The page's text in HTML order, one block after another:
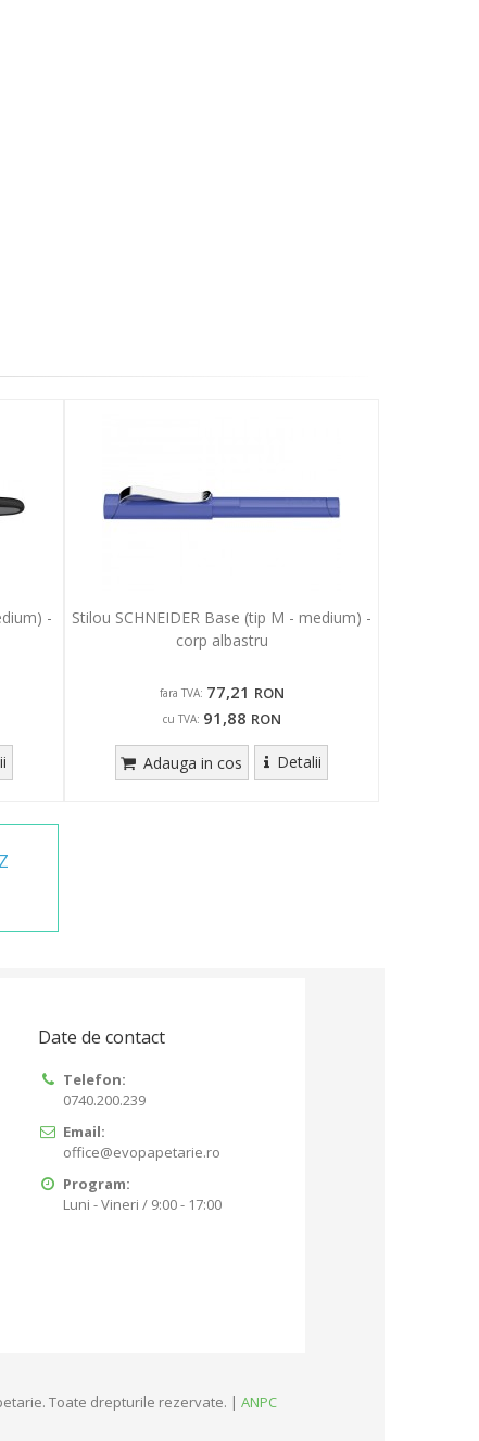
-
Stilou SCHNEIDER Base (tip M - medium) -
corp albastru
fara TVA: 77,21 RON
cu TVA: 91,88 RON
Adauga in cos Detalii
Date de contact
Telefon:
0740.200.239
Email:
office@evopapetarie.ro
Program:
Luni - Vineri / 9:00 - 17:00
Toate drepturile rezervate. | ANPC